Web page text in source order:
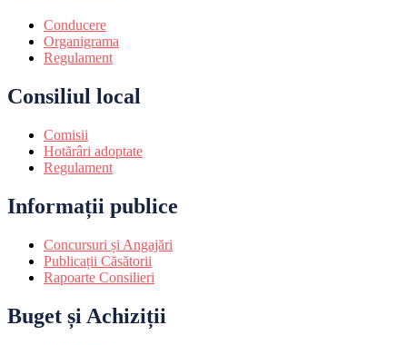
Conducere
Organigrama
Regulament
Consiliul local
Comisii
Hotărâri adoptate
Regulament
Informații publice
Concursuri și Angajări
Publicații Căsătorii
Rapoarte Consilieri
Buget și Achiziții